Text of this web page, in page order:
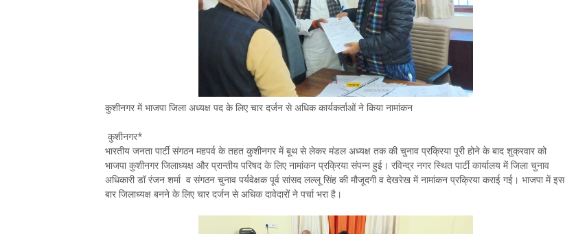
कुशीनगर में भाजपा जिला अध्यक्ष पद के लिए चार दर्जन से अधिक कार्यकर्ताओं ने किया नामांकन
कुशीनगर*
भारतीय जनता पार्टी संगठन महपर्व के तहत कुशीनगर में बूथ से लेकर मंडल अध्यक्ष तक की चुनाव प्रक्रिया पूरी होने के बाद शुक्रवार को
भाजपा कुशीनगर जिलाध्यक्ष और प्रान्तीय परिषद के लिए नामांकन प्रक्रिया संपन्न हुई। रविन्द्र नगर स्थित पार्टी कार्यालय में जिला चुनाव
अधिकारी डॉ रंजन शर्मा व संगठन चुनाव पर्यवेक्षक पूर्व सांसद लल्लू सिंह की मौजूदगी व देखरेख में नामांकन प्रक्रिया कराई गई। भाजपा में इस
बार जिलाध्यक्ष बनने के लिए चार दर्जन से अधिक दावेदारों ने पर्चा भरा है।